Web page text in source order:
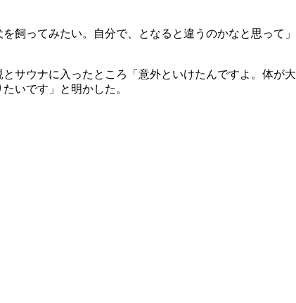
飼ってみたい。自分で、となると違うのかなと思って」
サウナに入ったところ「意外といけたんですよ。体が大
いです」と明かした。